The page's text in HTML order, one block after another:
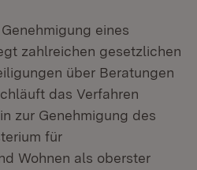
eines
zahlreichen gesetzlichen
über Beratungen
das Verfahren
zur Genehmigung des
für
Wohnen als oberster